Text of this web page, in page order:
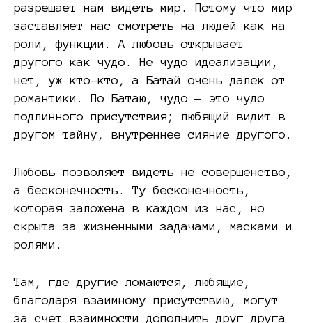
разрешает нам видеть мир. Потому что мир
заставляет нас смотреть на людей как на
роли, функции. А любовь открывает
другого как чудо. Не чудо идеализации,
нет, уж кто-кто, а Батай очень далек от
романтики. По Батаю, чудо — это чудо
подлинного присутствия; любящий видит в
другом тайну, внутреннее сияние другого.
Любовь позволяет видеть не совершенство,
а бесконечность. Ту бесконечность,
которая заложена в каждом из нас, но
скрыта за жизненными задачами, масками и
ролями.
Там, где другие ломаются, любящие,
благодаря взаимному присутствию, могут
за счет взаимности дополнить друг друга